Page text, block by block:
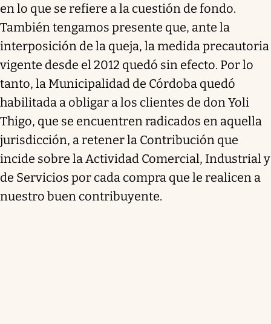
en lo que se refiere a la cuestión de fondo.
También tengamos presente que, ante la
interposición de la queja, la medida precautoria
vigente desde el 2012 quedó sin efecto. Por lo
tanto, la Municipalidad de Córdoba quedó
habilitada a obligar a los clientes de don Yoli
Thigo, que se encuentren radicados en aquella
jurisdicción, a retener la Contribución que
incide sobre la Actividad Comercial, Industrial y
de Servicios por cada compra que le realicen a
nuestro buen contribuyente.